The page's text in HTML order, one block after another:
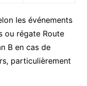
les événements
ou régate Route
B en cas de
particulièrement